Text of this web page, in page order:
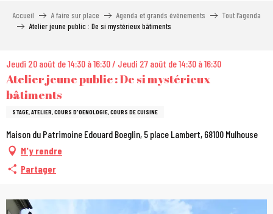
Accueil A faire sur place Agenda et grands événements
Tout l’agenda
Atelier jeune public : De si mystérieux bâtiments
Jeudi 20 août de 14:30 à 16:30 / Jeudi 27 août de 14:30 à 16:30
Atelier jeune public : De si mystérieux
bâtiments
STAGE, ATELIER, COURS D'OENOLOGIE, COURS DE CUISINE
Maison du Patrimoine Edouard Boeglin, 5 place Lambert, 68100 Mulhouse
M'y rendre
Partager